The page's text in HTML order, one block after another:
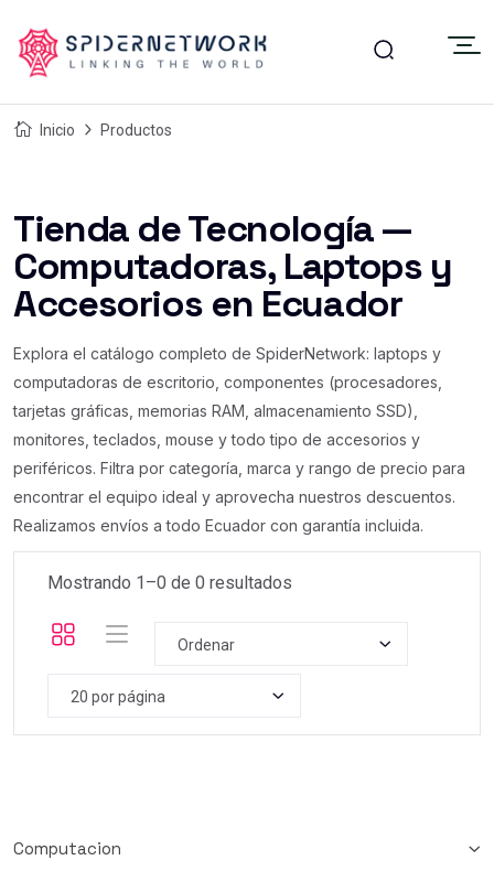
Inicio Productos
Tienda de Tecnología —
Computadoras, Laptops y
Accesorios en Ecuador
Explora el catálogo completo de SpiderNetwork: laptops y
computadoras de escritorio, componentes (procesadores,
tarjetas gráficas, memorias RAM, almacenamiento SSD),
monitores, teclados, mouse y todo tipo de accesorios y
periféricos. Filtra por categoría, marca y rango de precio para
encontrar el equipo ideal y aprovecha nuestros descuentos.
Realizamos envíos a todo Ecuador con garantía incluida.
Mostrando 1–0 de 0 resultados
Ordenar
20 por página
Computacion